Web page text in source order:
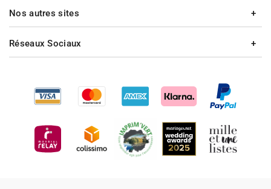
Nos autres sites
Réseaux Sociaux